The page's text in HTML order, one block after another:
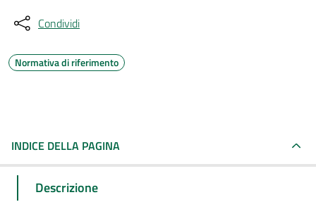
Condividi
Normativa di riferimento
INDICE DELLA PAGINA
Descrizione